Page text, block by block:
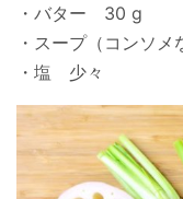
・バター 30 g
・スープ（コンソ
・塩 少々